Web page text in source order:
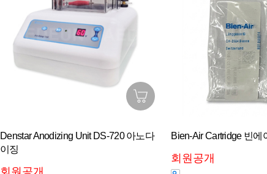
Denstar Anodizing Unit DS-720 아노다
이징
회원공개
Bien-Air Cartridge 빈에
회원공개